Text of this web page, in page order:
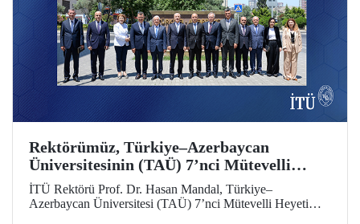
Rektörümüz, Türkiye–Azerbaycan
Üniversitesinin (TAÜ) 7’nci Mütevelli
Heyeti Toplantısı’na Katıldı
İTÜ Rektörü Prof. Dr. Hasan Mandal, Türkiye–
Azerbaycan Üniversitesi (TAÜ) 7’nci Mütevelli Heyeti